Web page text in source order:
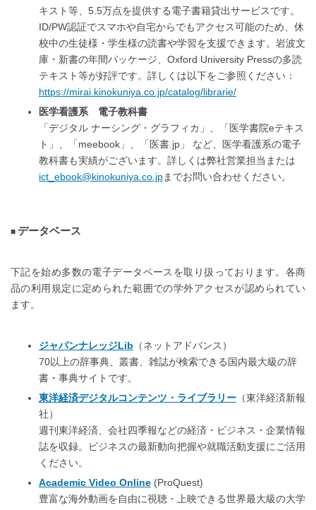
キスト等、5.5万点を提供する電子書籍貸出サービスです。
ID/PW認証でスマホや自宅からでもアクセス可能のため、休
校中の生徒様・学生様の読書や学習を支援できます。岩波文
庫・新書の年間パッケージ、Oxford University Pressの多読
テキスト等が好評です。詳しくは以下をご参照ください：
https://mirai.kinokuniya.co.jp/catalog/librarie/
医学看護系 電子教科書
「デジタル ナーシング・グラフィカ」、「医学書院eテキス
ト」、「meebook」、「医書.jp」 など、医学看護系の電子
教科書も実績がございます。詳しくは弊社営業担当または
ict_ebook@kinokuniya.co.jpまでお問い合わせください。
データベース
下記を始め多数の電子データベースを取り扱っております。各商
品の利用規定に定められた範囲での学外アクセスが認められてい
ます。
ジャパンナレッジLib （ネットアドバンス）
70以上の辞事典、叢書、雑誌が検索できる国内最大級の辞
書・事典サイトです。
東洋経済デジタルコンテンツ・ライブラリー （東洋経済新報
社）
週刊東洋経済、会社四季報などの経済・ビジネス・企業情報
誌を収録。ビジネスの最新動向把握や就職活動支援にご活用
ください。
Academic Video Online (ProQuest)
豊富な海外動画を自由に視聴・上映できる世界最大級の大学